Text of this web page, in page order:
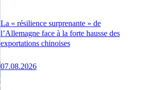
La « résilience surprenante » de
l’Allemagne face à la forte hausse des
exportations chinoises
07.08.2026